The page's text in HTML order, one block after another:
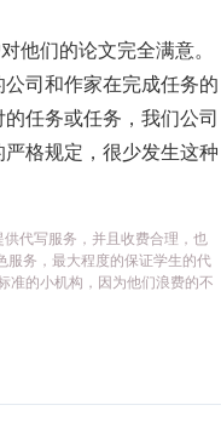
他们的论文完全满意。
司和作家在完成任务的
任务或任务，我们公司
格规定，很少发生这种
代写服务，并且收费合理，也
服务，最大程度的保证学生的代
准的小机构，因为他们浪费的不